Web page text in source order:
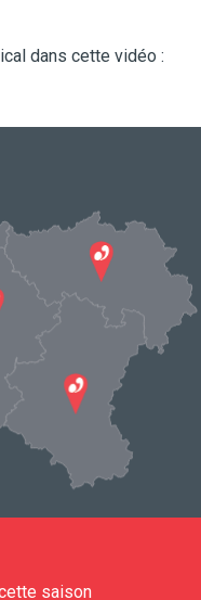
dans cette vidéo :
saison